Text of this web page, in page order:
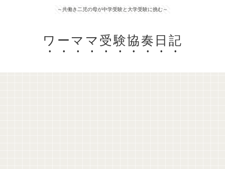
～共働き二児の母が中学受験と大学受験に挑む～
ワーママ受験協奏日記